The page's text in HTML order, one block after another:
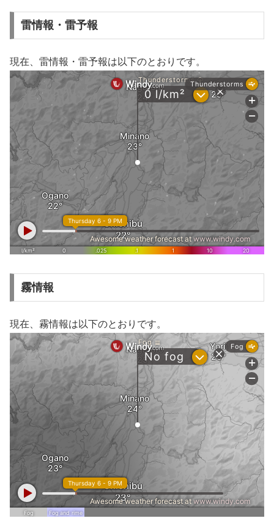
雷情報・雷予報
現在、雷情報・雷予報は以下のとおりです。
霧情報
現在、霧情報は以下のとおりです。